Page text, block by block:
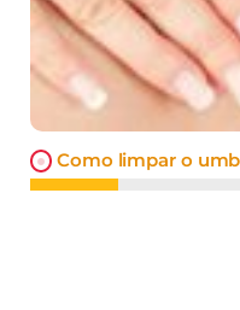
Como limpar o